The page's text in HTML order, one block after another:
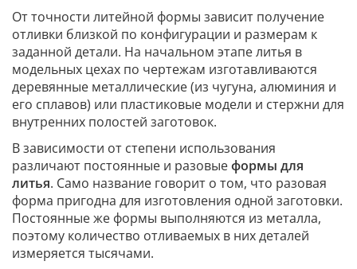
От точности литейной формы зависит получение
отливки близкой по конфигурации и размерам к
заданной детали. На начальном этапе литья в
модельных цехах по чертежам изготавливаются
деревянные металлические (из чугуна, алюминия и
его сплавов) или пластиковые модели и стержни для
внутренних полостей заготовок.
В зависимости от степени использования
различают постоянные и разовыеформы для
литья. Само название говорит о том, что разовая
форма пригодна для изготовления одной заготовки.
Постоянные же формы выполняются из металла,
поэтому количество отливаемых в них деталей
измеряется тысячами.